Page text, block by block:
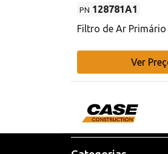
PN 128781A1
Filtro de Ar Primário
Ver